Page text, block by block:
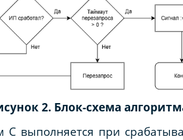
2. Блок-схема
С выполняется при